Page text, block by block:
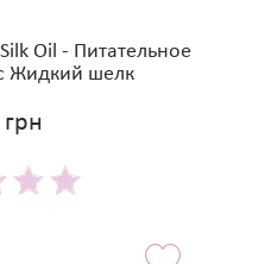
Oil - Питательное
Жидкий шелк